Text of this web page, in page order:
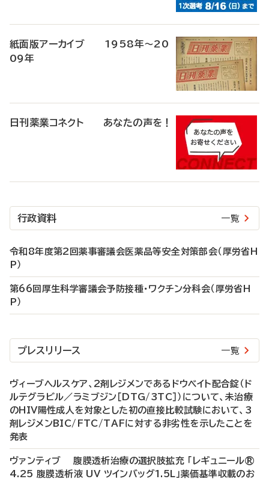
紙面版アーカイブ 1958年～20
09年
日刊薬業コネクト あなたの声を！
行政資料 一覧
令和8年度第2回薬事審議会医薬品等安全対策部会（厚労省H
P）
第66回厚生科学審議会予防接種・ワクチン分科会（厚労省H
P）
プレスリリース 一覧
ヴィーブヘルスケア、2剤レジメンであるドウベイト配合錠（ド
ルテグラビル／ラミブジン［DTG/3TC］）について、未治療
のHIV陽性成人を対象とした初の直接比較試験において、3
剤レジメンBIC/FTC/TAFに対する非劣性を示したことを
発表
ヴァンティブ 腹膜透析治療の選択肢拡充 「レギュニール®
4.25 腹膜透析液 UV ツインバッグ1.5L」薬価基準収載のお